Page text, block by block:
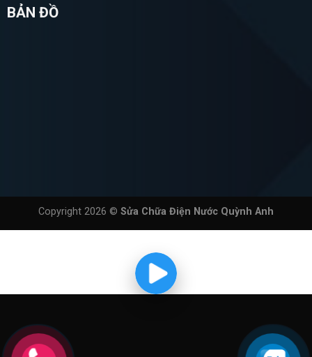
BẢN ĐỒ
Copyright 2026 © Sửa Chữa Điện Nước Quỳnh Anh